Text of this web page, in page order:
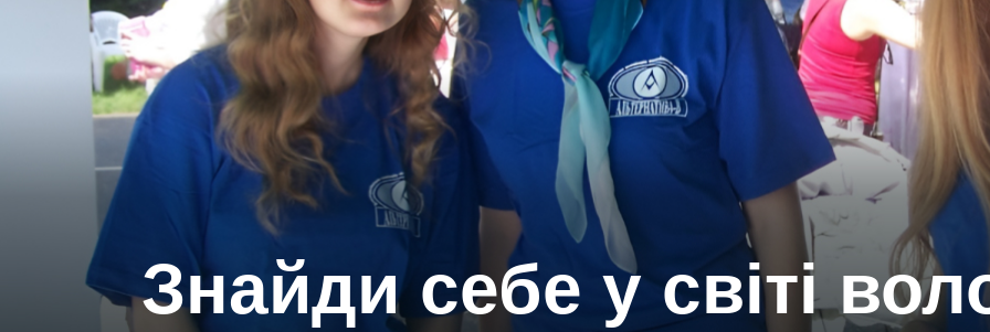
Знайди себе у світі